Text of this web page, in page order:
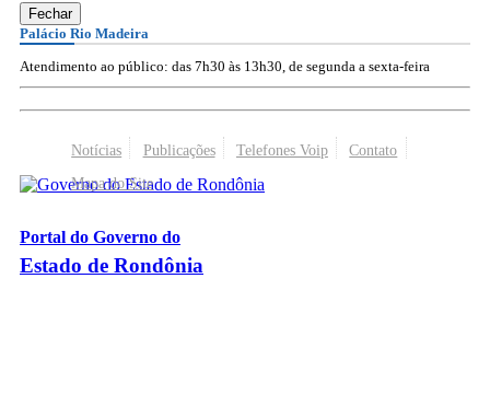
Fechar
Palácio Rio Madeira
Atendimento ao público: das 7h30 às 13h30, de segunda a sexta-feira
Notícias Publicações Telefones Voip
Contato
Mapa do Site
Portal do Governo do
Estado de Rondônia